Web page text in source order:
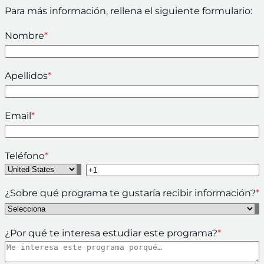
Para más información, rellena el siguiente formulario:
Nombre*
Apellidos*
Email *
Teléfono*
¿Sobre qué programa te gustaría recibir información?*
¿Por qué te interesa estudiar este programa?*